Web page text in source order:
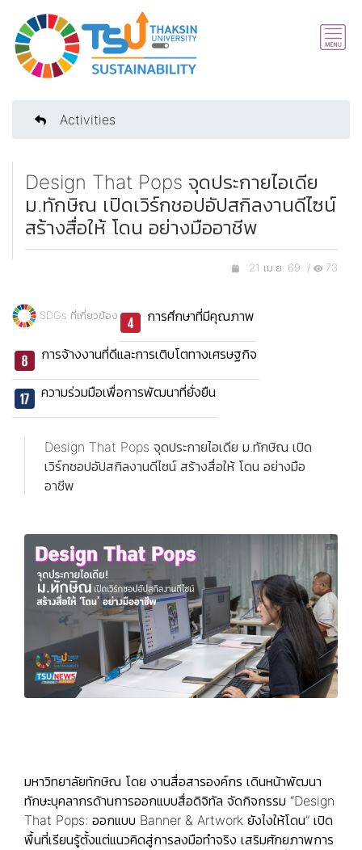
Activities
Design That Pops จุดประกายไอเดีย
ม.ทักษิณ เปิดเวิร์กชอปอัปสกิลงานดีไซน์
สร้างสื่อให้ โดน อย่างมืออาชีพ
21 เม.ย. 69 / 73
SDGs ที่เกี่ยวข้อง การศึกษาที่มีคุณภาพ
การจ้างงานที่ดีและการเติบโตทางเศรษฐกิจ
ความร่วมมือเพื่อการพัฒนาที่ยั่งยืน
Design That Pops จุดประกายไอเดีย ม.ทักษิณ เปิด
เวิร์กชอปอัปสกิลงานดีไซน์ สร้างสื่อให้ โดน อย่างมือ
อาชีพ
มหาวิทยาลัยทักษิณ โดย งานสื่อสารองค์กร เดินหน้าพัฒนา
ทักษะบุคลากรด้านการออกแบบสื่อดิจิทัล จัดกิจกรรม “Design
That Pops: ออกแบบ Banner & Artwork ยังไงให้โดน” เปิด
พื้นที่เรียนรู้ตั้งแต่แนวคิดสู่การลงมือทำจริง เสริมศักยภาพการ